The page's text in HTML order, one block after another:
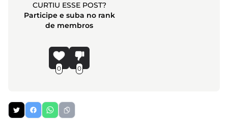
CURTIU ESSE POST?
Participe e suba no rank
de membros
0 0